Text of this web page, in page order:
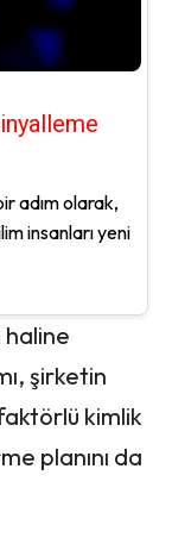
adım olarak,
insanları yeni
haline
şirketin
kimlik
planını da